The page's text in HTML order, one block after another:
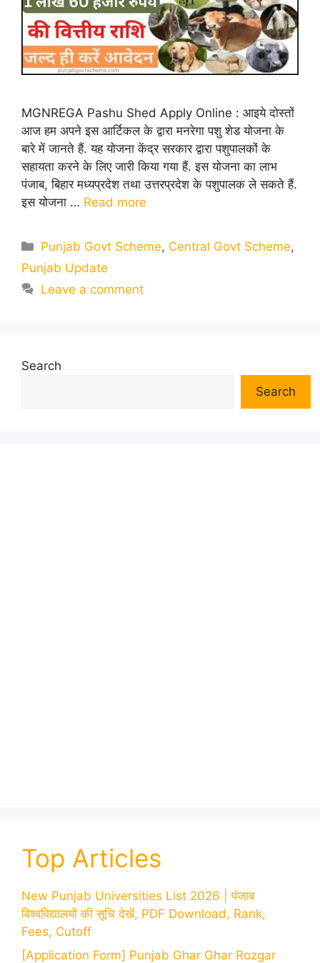
MGNREGA Pashu Shed Apply Online : आइये दोस्तों
आज हम अपने इस आर्टिकल के द्वारा मनरेगा पशु शेड योजना के
बारे में जानते हैं. यह योजना केंद्र सरकार द्वारा पशुपालकों के
सहायता करने के लिए जारी किया गया हैं. इस योजना का लाभ
पंजाब, बिहार मध्यप्रदेश तथा उत्तरप्रदेश के पशुपालक ले सकते हैं.
इस योजना … Read more
Categories
Punjab Govt Scheme, Central Govt Scheme,
Punjab Update
Leave a comment
Search
Search
Top Articles
New Punjab Universities List 2026 | पंजाब
विश्वविद्यालयों की सूचि देखें, PDF Download, Rank,
Fees, Cutoff
[Application Form] Punjab Ghar Ghar Rozgar